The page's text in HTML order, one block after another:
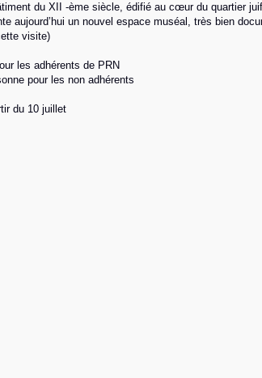
du XII -ème siècle, édifié au cœur du quartier
aujourd’hui un nouvel espace muséal, très bien
visite)
les adhérents de PRN
pour les non adhérents
du 10 juillet